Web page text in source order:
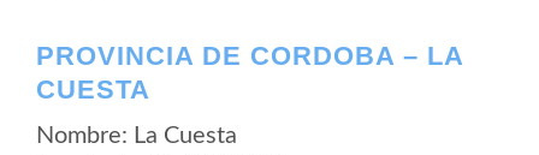
PROVINCIA DE CORDOBA – LA
CUESTA
Nombre: La Cuesta